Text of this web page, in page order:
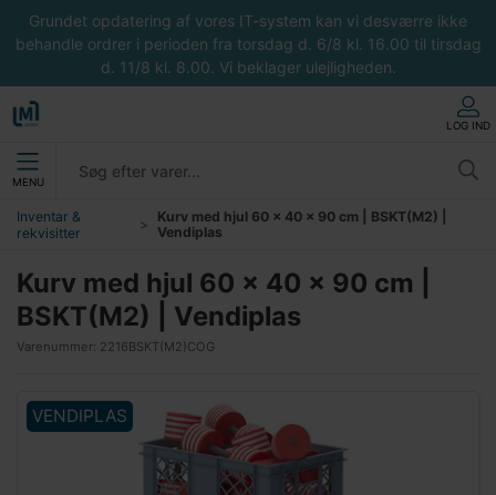
Grundet opdatering af vores IT-system kan vi desværre ikke
behandle ordrer i perioden fra torsdag d. 6/8 kl. 16.00 til tirsdag
d. 11/8 kl. 8.00. Vi beklager ulejligheden.
LOG IND
MENU
Inventar &
rekvisitter
Kurv med hjul 60 x 40 x 90 cm | BSKT(M2) |
Vendiplas
Kurv med hjul 60 x 40 x 90 cm |
BSKT(M2) | Vendiplas
Varenummer: 2216BSKT(M2)COG
VENDIPLAS